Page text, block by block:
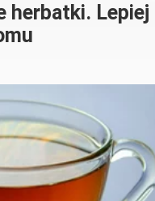
herbatki. Lepiej